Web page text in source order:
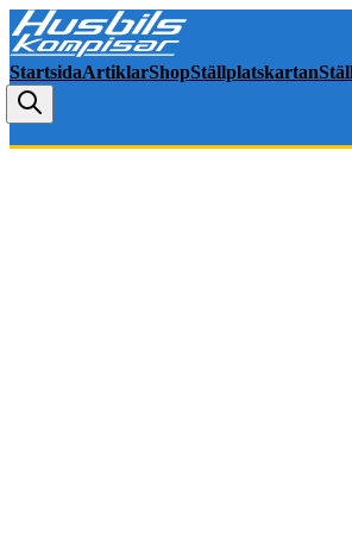
StartsidaArtiklarShopStällplatskartan